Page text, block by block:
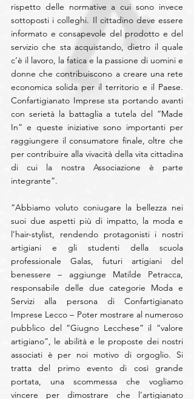
rispetto delle normative a cui sono invece
sottoposti i colleghi. Il cittadino deve essere
informato e consapevole del prodotto e del
servizio che sta acquistando, dietro il quale
c’è il lavoro, la fatica e la passione di uomini e
donne che contribuiscono a creare una rete
economica solida per il territorio e il Paese.
Confartigianato Imprese sta portando avanti
con serietà la battaglia a tutela del “Made
In” e queste iniziative sono importanti per
raggiungere il consumatore finale, oltre che
per contribuire alla vivacità della vita cittadina
di cui la nostra Associazione è parte
integrante”.
“Abbiamo voluto coniugare la bellezza nei
suoi due aspetti più di impatto, la moda e
l’hair-stylist, rendendo protagonisti i nostri
artigiani e gli studenti della scuola
professionale Galas, futuri artigiani del
benessere – aggiunge Matilde Petracca,
responsabile delle due categorie Moda e
Servizi alla persona di Confartigianato
Imprese Lecco – Poter mostrare al numeroso
pubblico del “Giugno Lecchese” il “valore
artigiano”, le abilità e le proposte dei nostri
associati è per noi motivo di orgoglio. Si
tratta del primo evento di così grande
portata, una scommessa che vogliamo
vincere per dimostrare che l’artigianato